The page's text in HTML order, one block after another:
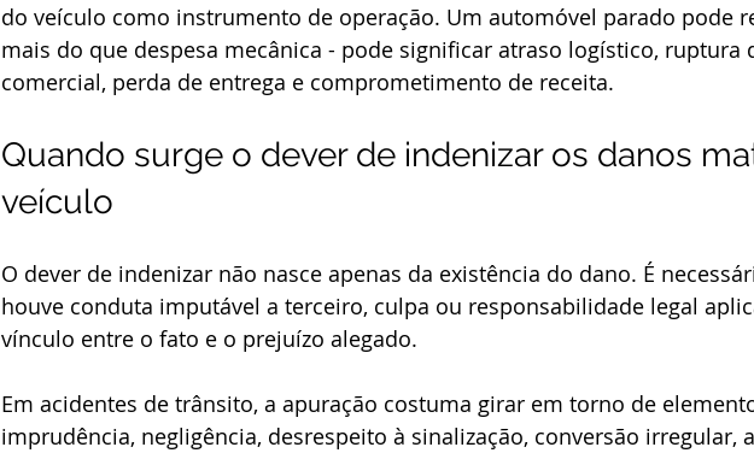
do veículo como instrumento de operação. Um automóvel parado pode
mais do que despesa mecânica - pode significar atraso logístico, ruptura
comercial, perda de entrega e comprometimento de receita.
Quando surge o dever de indenizar os danos
veículo
O dever de indenizar não nasce apenas da existência do dano. É
houve conduta imputável a terceiro, culpa ou responsabilidade legal
vínculo entre o fato e o prejuízo alegado.
Em acidentes de trânsito, a apuração costuma girar em torno de
imprudência, negligência, desrespeito à sinalização, conversão irregular,